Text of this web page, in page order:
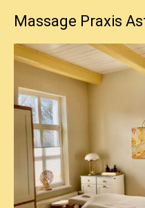
Massage Praxis